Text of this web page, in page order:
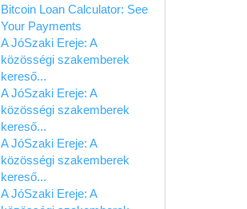
Bitcoin Loan Calculator: See
Your Payments
A JóSzaki Ereje: A
közösségi szakemberek
kereső...
A JóSzaki Ereje: A
közösségi szakemberek
kereső...
A JóSzaki Ereje: A
közösségi szakemberek
kereső...
A JóSzaki Ereje: A